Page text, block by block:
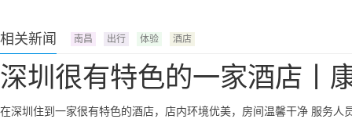
相关新闻 南昌 出行 体验 酒店
深圳很有特色的一家酒店丨
在深圳住到一家很有特色的酒店，店内环境优美，房间温馨干净 服务